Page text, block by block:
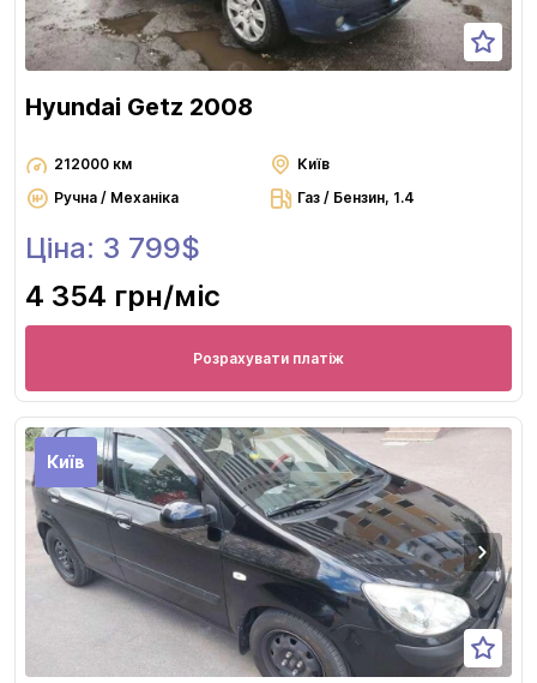
Hyundai Getz 2008
212000 км
Київ
Ручна / Механіка
Газ / Бензин, 1.4
Ціна: 3 799$
4 354 грн/міс
Розрахувати платіж
Київ